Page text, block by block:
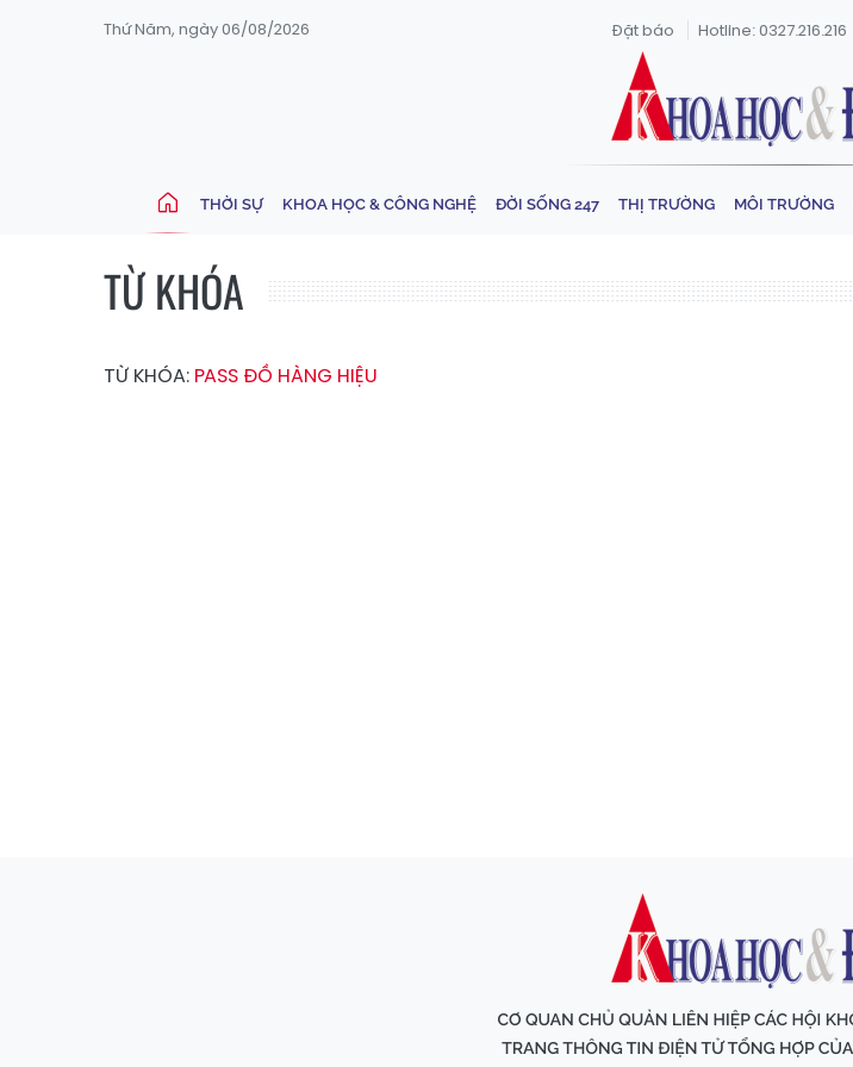
Thứ Năm, ngày 06/08/2026 Đặt báo Hotline: 0327.216.216
THỜI SỰ KHOA HỌC & CÔNG NGHỆ ĐỜI SỐNG 247 THỊ TRƯỜNG MÔI TRƯỜNG
TỪ KHÓA
TỪ KHÓA: PASS ĐỒ HÀNG HIỆU